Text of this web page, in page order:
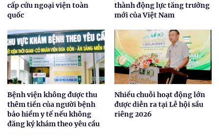
cấp cứu ngoại viện toàn
quốc
thành động lực tăng trưởng
mới của Việt Nam
Bệnh viện không được thu
thêm tiền của người bệnh
bảo hiểm y tế nếu không
đăng ký khám theo yêu cầu
Nhiều chuỗi hoạt động lớn
được diễn ra tại Lễ hội sầu
riêng 2026